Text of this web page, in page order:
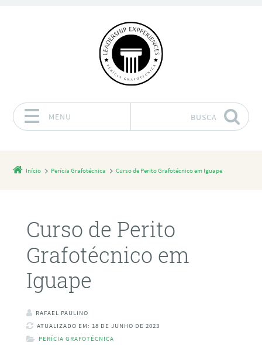
MENU BUSCA
Início Perícia Grafotécnica Curso de Perito Grafotécnico em Iguape
Curso de Perito
Grafotécnico em
Iguape
RAFAEL PAULINO
ATUALIZADO EM: 18 DE JUNHO DE 2023
PERÍCIA GRAFOTÉCNICA